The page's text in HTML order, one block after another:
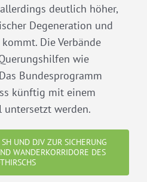
deutlich höher,
Degeneration und
Die Verbände
wie
Bundesprogramm
künftig mit einem
werden.
UND DJV ZUR SICHERUNG
WANDERKORRIDORE DES